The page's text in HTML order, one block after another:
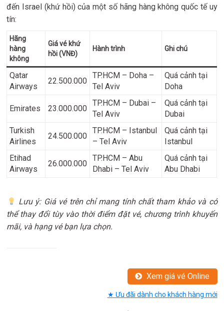
đến Israel (khứ hồi) của một số hãng hàng không quốc tế uy
tín:
Hãng
hàng
không
Giá vé khứ
hồi (VNĐ)
Hành trình Ghi chú
Qatar
Airways
22.500.000
TP.HCM – Doha –
Tel Aviv
Quá cảnh tại
Doha
Emirates 23.000.000
TP.HCM – Dubai –
Tel Aviv
Quá cảnh tại
Dubai
Turkish
Airlines
24.500.000
TP.HCM – Istanbul
– Tel Aviv
Quá cảnh tại
Istanbul
Etihad
Airways
26.000.000
TP.HCM – Abu
Dhabi – Tel Aviv
Quá cảnh tại
Abu Dhabi
Lưu ý: Giá vé trên chỉ mang tính chất tham khảo và có
thể thay đổi tùy vào thời điểm đặt vé, chương trình khuyến
mãi, và hạng vé bạn lựa chọn.
Xem giá vé Online
★ Ưu đãi dành cho khách hàng mới